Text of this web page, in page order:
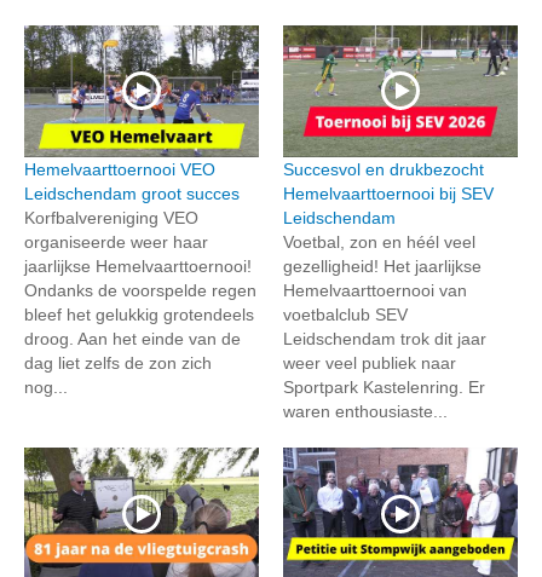
Hemelvaarttoernooi VEO
Leidschendam groot succes
Korfbalvereniging VEO
organiseerde weer haar
jaarlijkse Hemelvaarttoernooi!
Ondanks de voorspelde regen
bleef het gelukkig grotendeels
droog. Aan het einde van de
dag liet zelfs de zon zich
nog...
Succesvol en drukbezocht
Hemelvaarttoernooi bij SEV
Leidschendam
Voetbal, zon en héél veel
gezelligheid! Het jaarlijkse
Hemelvaarttoernooi van
voetbalclub SEV
Leidschendam trok dit jaar
weer veel publiek naar
Sportpark Kastelenring. Er
waren enthousiaste...